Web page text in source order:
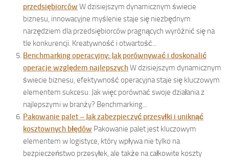
przedsiębiorców W dzisiejszym dynamicznym świecie
biznesu, innowacyjne myślenie staje się niezbędnym
narzędziem dla przedsiębiorców pragnących wyróżnić się na
tle konkurencji. Kreatywność i otwartość...
Benchmarking operacyjny: Jak porównywać i doskonalić
operacje względem najlepszychW dzisiejszym dynamicznym
świecie biznesu, efektywność operacyjna staje się kluczowym
elementem sukcesu. Jak więc porównać swoje działania z
najlepszymi w branży? Benchmarking...
Pakowanie palet – Jak zabezpieczyć przesyłki i uniknąć
kosztownych błędów Pakowanie palet jest kluczowym
elementem w logistyce, który wpływa nie tylko na
bezpieczeństwo przesyłek, ale także na całkowite koszty